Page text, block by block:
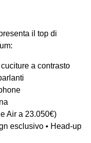
il top di
a contrasto
Air a 23.050€)
esclusivo • Head-up